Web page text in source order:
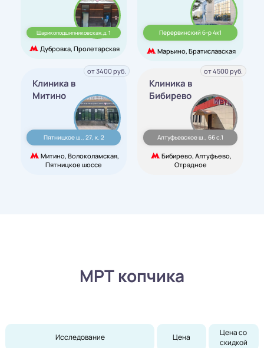
Шарикоподшипниковская,д. 1
Дубровка, Пролетарская
Перервинский б-р 4к1
Марьино, Братиславская
Клиника в
Митино
Пятницкое ш., 27, к. 2
Митино, Волоколамская,
Пятницкое шоссе
от 3400 руб.
Клиника в
Бибирево
Алтуфьевское ш., 66 с.1
Бибирево, Алтуфьево,
Отрадное
от 4500 руб.
МРТ копчика
Исследование Цена
Цена со
скидкой